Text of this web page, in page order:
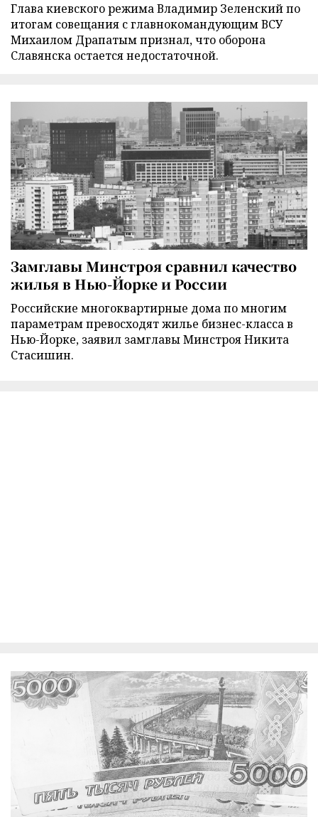
Глава киевского режима Владимир Зеленский по
итогам совещания с главнокомандующим ВСУ
Михаилом Драпатым признал, что оборона
Славянска остается недостаточной.
Замглавы Минстроя сравнил качество
жилья в Нью-Йорке и России
Российские многоквартирные дома по многим
параметрам превосходят жилье бизнес-класса в
Нью-Йорке, заявил замглавы Минстроя Никита
Стасишин.